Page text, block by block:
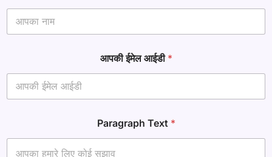
आपकी ईमेल आईडी *
*
ना
Paragraph Text *